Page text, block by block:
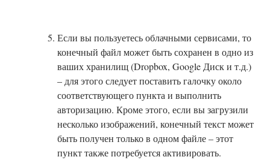
Если вы пользуетесь облачными сервисами, то
конечный файл может быть сохранен в одно из
ваших хранилищ (Dropbox, Google Диск и т.д.)
– для этого следует поставить галочку около
соответствующего пункта и выполнить
авторизацию. Кроме этого, если вы загрузили
несколько изображений, конечный текст может
быть получен только в одном файле – этот
пункт также потребуется активировать.